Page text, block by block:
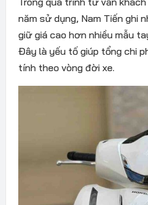
năm sử dụng, Nam Tiến ghi
giữ giá cao hơn nhiều mẫu
Đây là yếu tố giúp tổng chi
tính theo vòng đời xe.